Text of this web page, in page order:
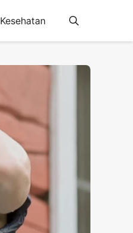
Kesehatan